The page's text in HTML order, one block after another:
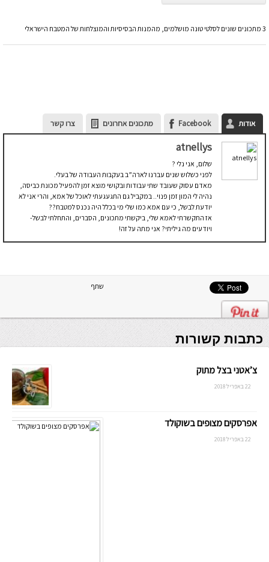
3 מתכונים שונים לסלטי טונה מושלמים, מהמנות הבסיסיות והמוצלחות של המטבח הישראלי
אודות Facebook מתכונים אחרונים צרו קשר
atnellys
שלום, אני נלי ?
לפני כשלוש שנים עברנו לארה”ב בעקבות העבודה של בעלי.
מאדם עסוק שעובד שתי עבודות ובקושי מוצא זמן להפעיל מכונת כביסה,
נהיה לי המון זמן פנוי.. במקביל גם התגעגעתי לאוכל של אמא, והרי אני לא
יודעת לבשל, כי עם אמא כמו שלי מי בכלל היה נכנס למטבח??
אז התקשרתי לאמא שלי, ביקשתי מתכונים, הסברים, והתחלתי לבשל-
ויודעים מה גיליתי? אני מתה על זה!
שתף
כתבות קשורות
צ’אטני בצל מתוק
22 באפריל 2018
אפרסקים מצופים בשוקולד
22 באפריל 2018